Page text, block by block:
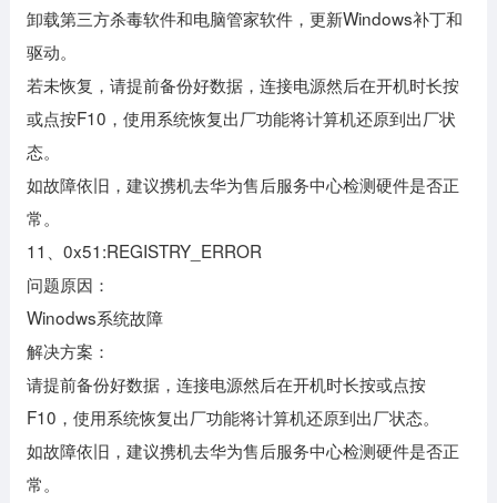
卸载第三方杀毒软件和电脑管家软件，更新Windows补丁和
驱动。
若未恢复，请提前备份好数据，连接电源然后在开机时长按
或点按F10，使用系统恢复出厂功能将计算机还原到出厂状
态。
如故障依旧，建议携机去华为售后服务中心检测硬件是否正
常。
11、0x51:REGISTRY_ERROR
问题原因：
Winodws系统故障
解决方案：
请提前备份好数据，连接电源然后在开机时长按或点按
F10，使用系统恢复出厂功能将计算机还原到出厂状态。
如故障依旧，建议携机去华为售后服务中心检测硬件是否正
常。